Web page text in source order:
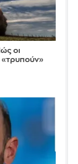
οι
«τρυπούν»